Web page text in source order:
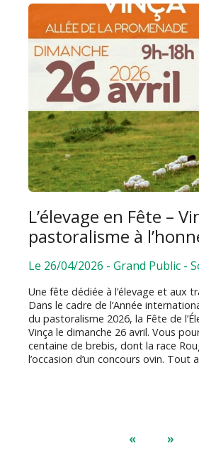
L’élevage en Fête –
pastoralisme à
Le 26/04/2026 - Grand Public -
Une fête dédiée à l’élevage et aux
Dans le cadre de l’Année
du pastoralisme 2026, la Fête de
Vinça le dimanche 26 avril. Vous
centaine de brebis, dont la race
l’occasion d’un concours ovin. Tout
« »